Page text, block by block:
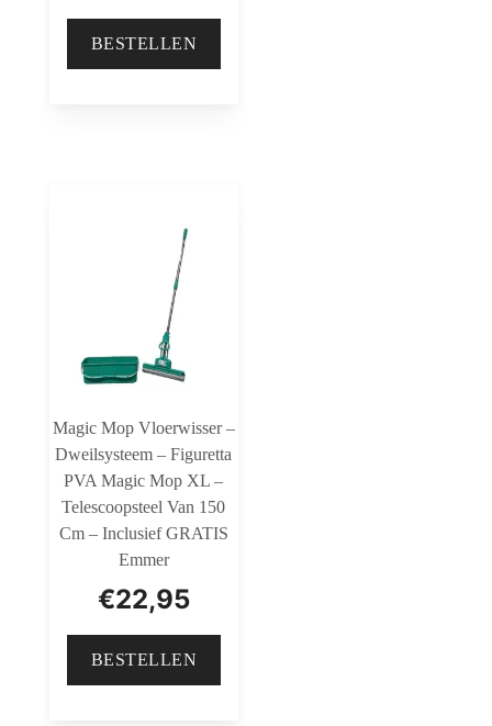
BESTELLEN
Magic Mop Vloerwisser –
Dweilsysteem – Figuretta
PVA Magic Mop XL –
Telescoopsteel Van 150
Cm – Inclusief GRATIS
Emmer
€22,95
BESTELLEN